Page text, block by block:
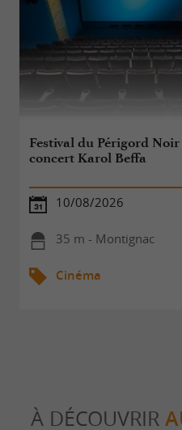
Festival du Périgord Noir
concert Karol Beffa
10/08/2026
35 m - Montignac
Cinéma
À DÉCOUVRIR